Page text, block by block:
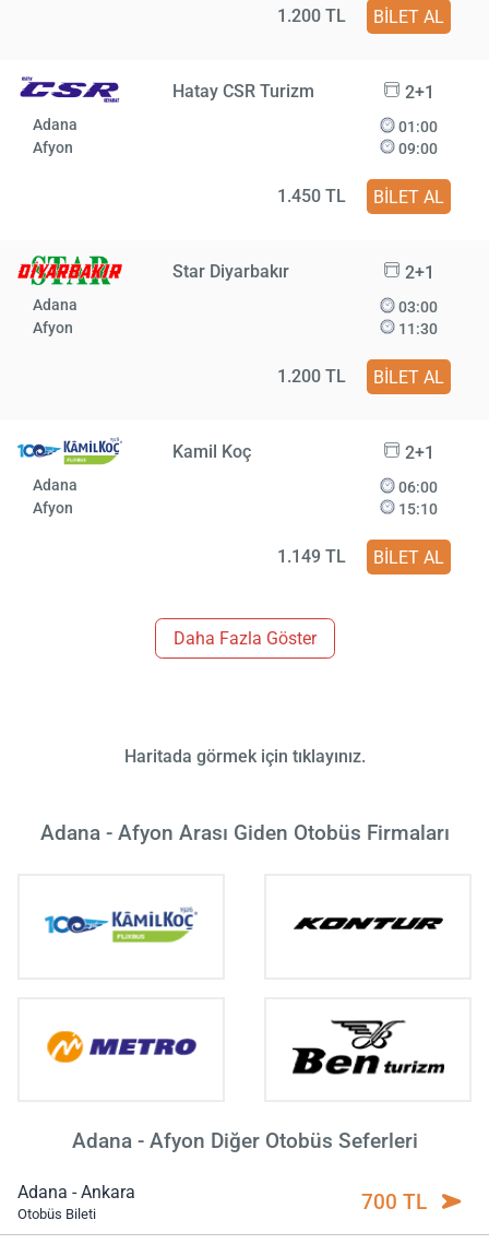
1.200 TL BİLET AL
Hatay CSR Turizm 2+1
Adana
Afyon
01:00
09:00
1.450 TL BİLET AL
Star Diyarbakır 2+1
Adana
Afyon
03:00
11:30
1.200 TL BİLET AL
Kamil Koç 2+1
Adana
Afyon
06:00
15:10
1.149 TL BİLET AL
Daha Fazla Göster
Haritada görmek için tıklayınız.
Adana - Afyon Arası Giden Otobüs Firmaları
Adana - Afyon Diğer Otobüs Seferleri
Adana - Ankara
Otobüs Bileti 700 TL